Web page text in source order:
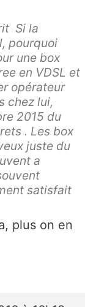
Si la
pourquoi
une box
en VDSL et
opérateur
chez lui,
2015 du
. Les box
juste du
a
satisfait
plus on en